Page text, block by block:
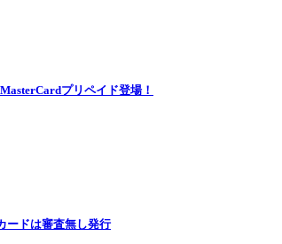
プリペイド登場！
ードは審査無し発行